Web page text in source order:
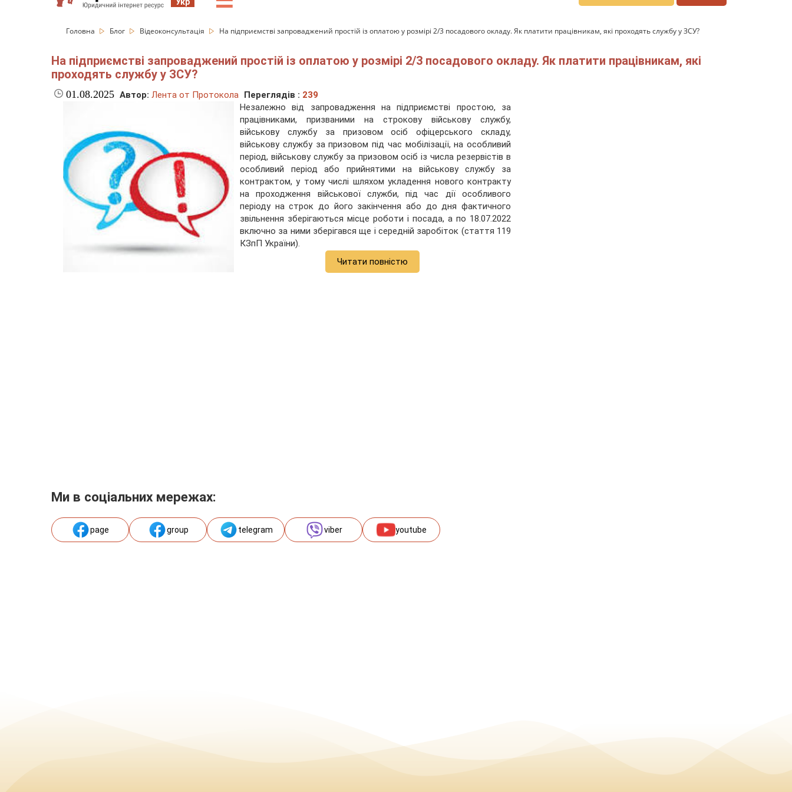
Головна Блог Відеоконсультація На підприємстві запроваджений простій із оплатою у розмірі 2/3 посадового окладу. Як платити працівникам, які проходять службу у ЗСУ?
На підприємстві запроваджений простій із оплатою у розмірі 2/3 посадового окладу. Як платити працівникам, які
проходять службу у ЗСУ?
01.08.2025 Автор: Лента от Протокола Переглядів : 239
Незалежно від запровадження на підприємстві простою, за
працівниками, призваними на строкову військову службу,
військову службу за призовом осіб офіцерського складу,
військову службу за призовом під час мобілізації, на особливий
період, військову службу за призовом осіб із числа резервістів в
особливий період або прийнятими на військову службу за
контрактом, у тому числі шляхом укладення нового контракту
на проходження військової служби, під час дії особливого
періоду на строк до його закінчення або до дня фактичного
звільнення зберігаються місце роботи і посада, а по 18.07.2022
включно за ними зберігався ще і середній заробіток (стаття 119
КЗпП України).
Читати повністю
Ми в соціальних мережах:
page group telegram viber youtube